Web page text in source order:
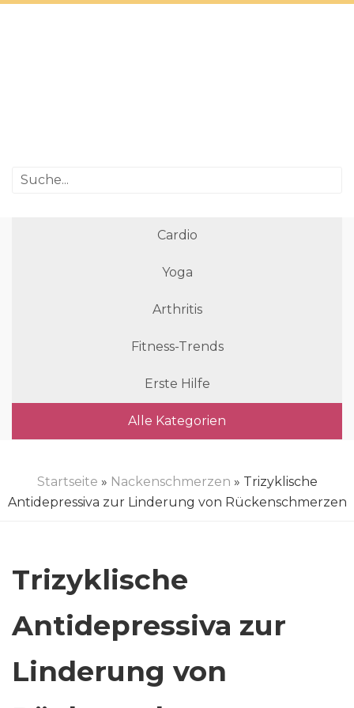
Cardio
Yoga
Arthritis
Fitness-Trends
Erste Hilfe
Alle Kategorien
Startseite » Nackenschmerzen » Trizyklische
Antidepressiva zur Linderung von Rückenschmerzen
Trizyklische
Antidepressiva zur
Linderung von